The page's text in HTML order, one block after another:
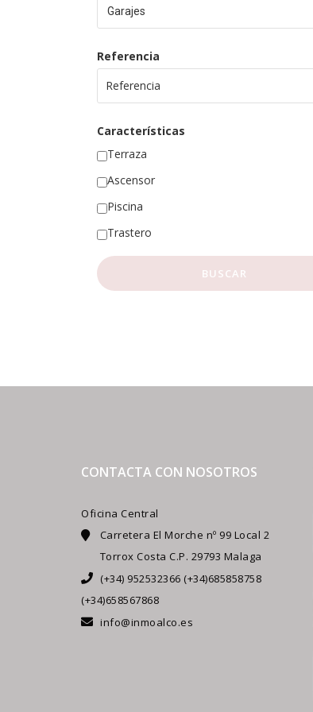
Garajes
Referencia
Características
Terraza
Ascensor
Piscina
Trastero
BUSCAR
CONTACTA CON NOSOTROS
Oficina Central
Carretera El Morche nº 99 Local 2
Torrox Costa C.P. 29793 Malaga
(+34) 952532366 (+34)685858758
(+34)658567868
info@inmoalco.es